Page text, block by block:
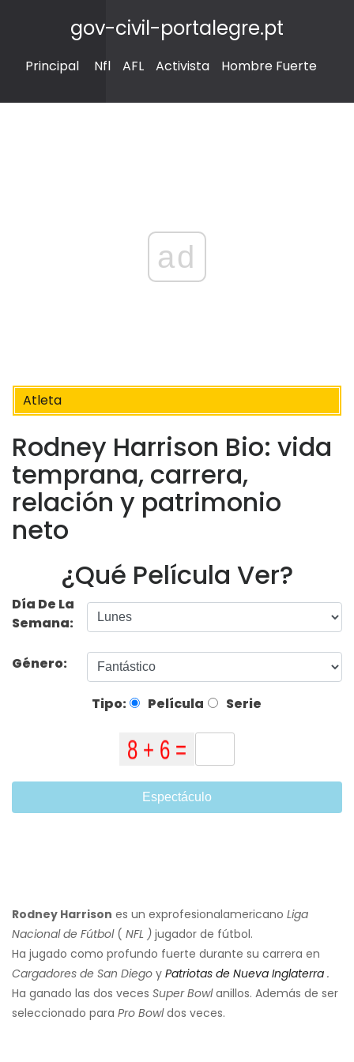
gov-civil-portalegre.pt
Principal Nfl AFL Activista Hombre Fuerte
ad
Atleta
Rodney Harrison Bio: vida
temprana, carrera,
relación y patrimonio
neto
¿Qué Película Ver?
Día De La
Semana:
Género:
Tipo: Película Serie
Espectáculo
Rodney Harrison es un exprofesionalamericano Liga
Nacional de Fútbol( NFL ) jugador de fútbol.
Ha jugado como profundo fuerte durante su carrera en
Cargadores de San Diego y Patriotas de Nueva Inglaterra .
Ha ganado las dos veces Super Bowlanillos. Además de ser
seleccionado para Pro Bowldos veces.